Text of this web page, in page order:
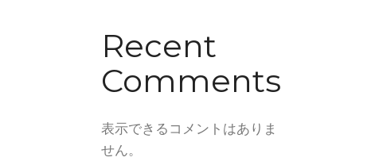
Recent
Comments
表示できるコメントはありま
せん。